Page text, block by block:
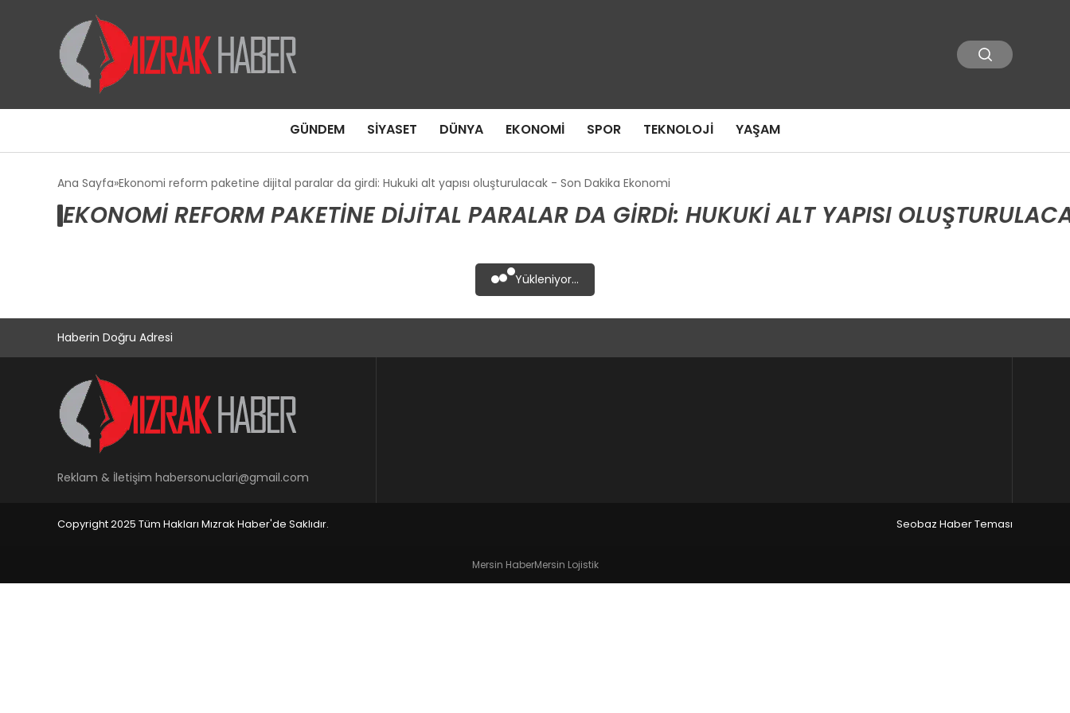
GÜNDEM SIYASET DÜNYA EKONOMI SPOR TEKNOLOJI YAŞAM
Ana Sayfa Ekonomi reform paketine dijital paralar da girdi: Hukuki alt yapısı oluşturulacak - Son Dakika Ekonomi
EKONOMI REFORM PAKETINE DIJITAL PARALAR DA GIRDI: HUKUKI ALT YAPISI
Yükleniyor...
Haberin Doğru Adresi
Reklam & İletişim habersonuclari@gmail.com
Copyright 2025 Tüm Hakları Mızrak Haber'de Saklıdır. Seobaz Haber Teması
Mersin HaberMersin Lojistik